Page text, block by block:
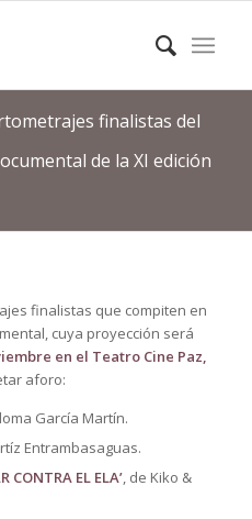
finalistas del
de la XI edición
finalistas que compiten en
cuya proyección será
en el Teatro Cine Paz,
aforo:
García Martín.
Entrambasaguas.
CONTRA EL ELA’, de Kiko &